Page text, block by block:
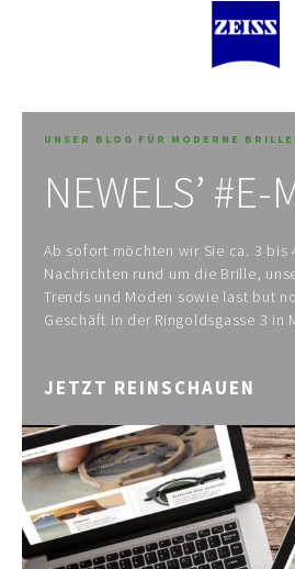
UNSER BLOG FÜR MODERNE
NEWELS’ #E-
Ab sofort möchten wir Sie ca. 3 bis
Nachrichten rund um die Brille,
Trends und Moden sowie last but
Geschäft in der Ringoldsgasse 3 in
JETZT REINSCHAUEN